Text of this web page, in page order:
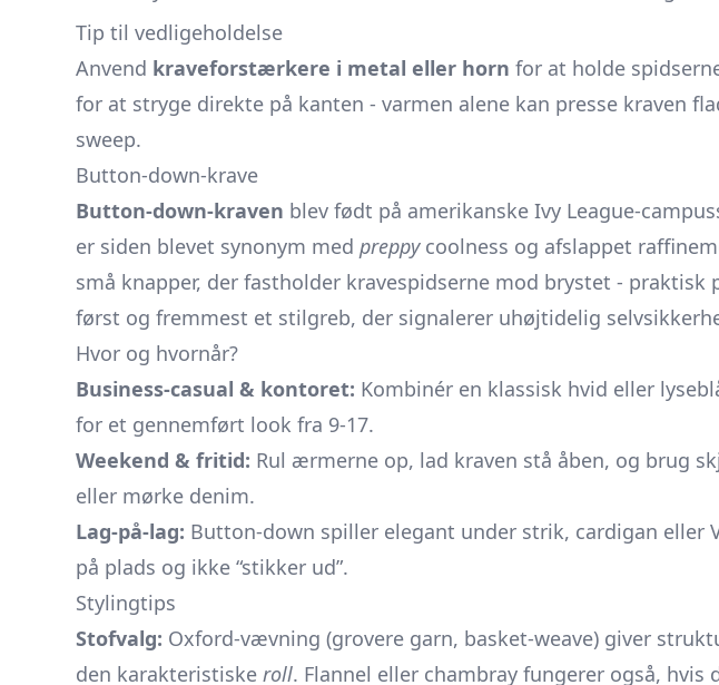
Tip til vedligeholdelse
Anvend kraveforstærkere i metal eller horn for at holde
for at stryge direkte på kanten - varmen alene kan presse kraven
sweep.
Button-down-krave
Button-down-kraven blev født på amerikanske Ivy League-
er siden blevet synonym med preppycoolness og afslappet
små knapper, der fastholder kravespidserne mod brystet - praktisk
først og fremmest et stilgreb, der signalerer uhøjtidelig
Hvor og hvornår?
Business-casual & kontoret: Kombinér en klassisk hvid eller
for et gennemført look fra 9-17.
Weekend & fritid: Rul ærmerne op, lad kraven stå åben, og brug
eller mørke denim.
Lag-på-lag: Button-down spiller elegant under strik, cardigan eller
på plads og ikke “stikker ud”.
Stylingtips
Stofvalg: Oxford-vævning (grovere garn, basket-weave) giver
den karakteristiske roll. Flannel eller chambray fungerer også, hvis